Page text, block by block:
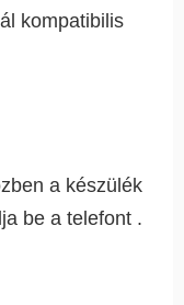
kompatibilis
a készülék
be a telefont .